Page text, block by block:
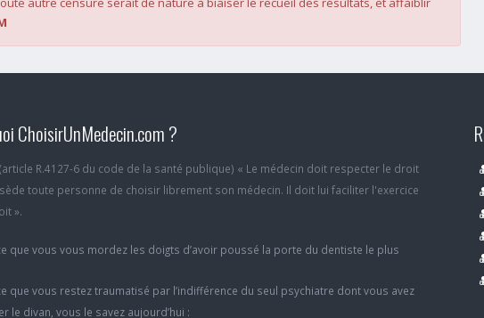
ChoisirUnMedecin.com ?
R.4127-6 du code de la santé publique) « Le médecin doit respecter le droit
toute personne de choisir librement son médecin. Il doit lui faciliter l'exercice
».
que vous vous mordez les doigts d’avoir poussé la porte du dentiste le plus
que vous restez traumatisé par l’indifférence du seul psychiatre dont vous avez
le divan, vous le savez aujourd’hui :